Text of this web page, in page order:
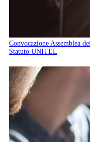
Convocazione Assemblea
Statuto UNITEL